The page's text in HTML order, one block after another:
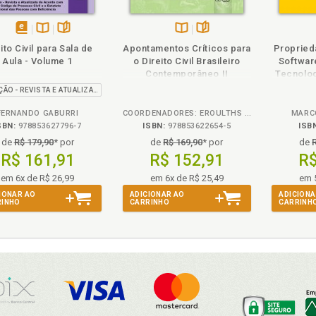
294, p. 145
295, p. 150
296, p. 153
297, p. 154
299, p. 157
disponível
em
Disponível
na
páginas
Civil para Sala de
Aula - Volume 1
5ª EDIÇÃO - REVISTA E ATUALIZADA
GABURRI
978853627796-7
deR$ 179,90* por
R$ 161,91
em 6x de R$ 26,99
AO
Disponível
na
B.V.
páginas
Apontamentos Críticos para
o Direito Civil Brasileiro
Contemporâneo II
COORDENADORES: EROULTHS C. JUNIOR, JUSSARA M.L. MEIRELLES, LUIZ FACHIN E PAULO NALIN
ISBN: 978853622654-5
deR$ 169,90* por
R$ 152,91
em 6x de R$ 25,49
ADICIONAR AO
CARRINHO
de
em
Folheie